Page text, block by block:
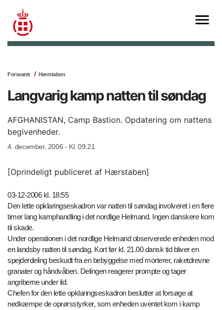
Forsvaret Hærstaben
Langvarig kamp natten til søndag
AFGHANISTAN, Camp Bastion. Opdatering om nattens
begivenheder.
4. december, 2006 - Kl. 09.21
[Oprindeligt publiceret af Hærstaben]
03-12-2006 kl. 18:55
Den lette opklaringseskadron var natten til søndag involveret i en flere
timer lang kamphandling i det nordlige Helmand. Ingen danskere kom
til skade.
Under operationen i det nordlige Helmand observerede enheden mod
en landsby natten til søndag. Kort før kl. 21.00 dansk tid bliver en
spejderdeling beskudt fra en bebyggelse med morterer, raketdrevne
granater og håndvåben. Delingen reagerer prompte og tager
angriberne under ild.
Chefen for den lette opklaringseskadron beslutter at forsøge at
nedkæmpe de oprørsstyrker, som enheden uventet kom i kamp